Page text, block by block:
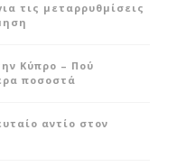
τις μεταρρυθμίσεις
Κύπρο – Πού
ποσοστά
αντίο στον